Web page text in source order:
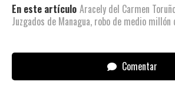
En este artículo Aracely del Carmen
Juzgados de Managua, robo de medio millón
Comentar